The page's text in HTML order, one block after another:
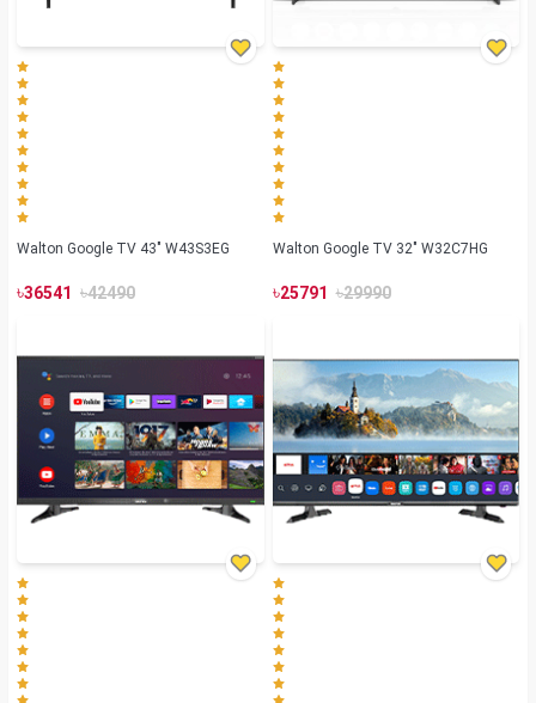
Walton Google TV 43" W43S3EG
৳36541 ৳42490
Walton Google TV 32" W32C7HG
৳25791 ৳29990